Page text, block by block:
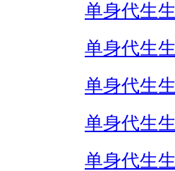
单身代生
单身代生
单身代生
单身代生
单身代生